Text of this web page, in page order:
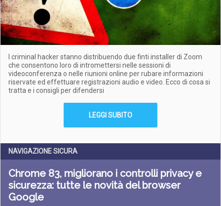
I criminal hacker stanno distribuendo due finti installer di Zoom
che consentono loro di intromettersi nelle sessioni di
videoconferenza o nelle riunioni online per rubare informazioni
riservate ed effettuare registrazioni audio e video. Ecco di cosa si
tratta e i consigli per difendersi
LEGGI SUBITO
NAVIGAZIONE SICURA
Chrome 83, migliorano i controlli privacy e
sicurezza: tutte le novità del browser
Google